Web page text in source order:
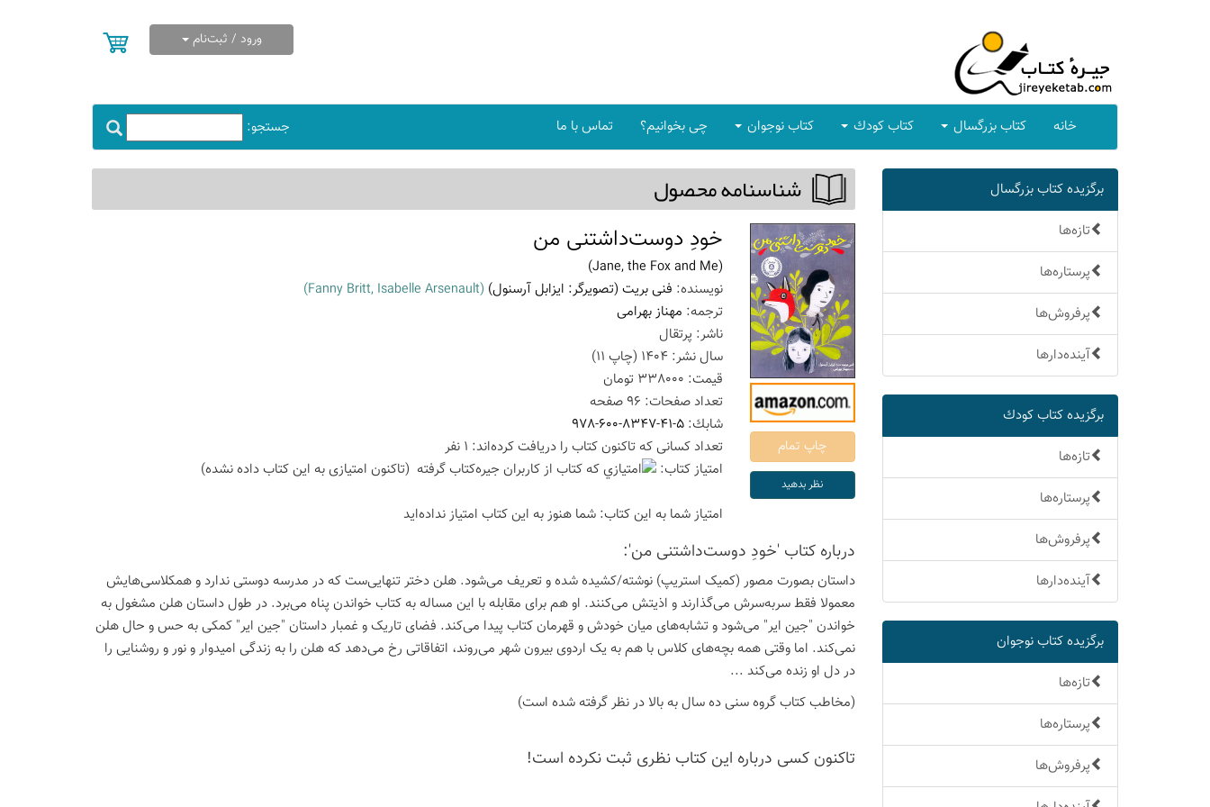
ورود / ثبت‌نام
جستجو: خانه كتاب بزرگسال كتاب كودك كتاب نوجوان چی بخوانیم؟ تماس با ما
برگزیده كتاب بزرگسال
تازه‌ها
پرستاره‌ها
پرفروش‌ها
آینده‌دارها
برگزیده كتاب كودك
تازه‌ها
پرستاره‌ها
پرفروش‌ها
آینده‌دارها
برگزیده كتاب نوجوان
تازه‌ها
پرستاره‌ها
پرفروش‌ها
شناسنامه محصول
خودِ دوست‌داشتنی من
(Jane, the Fox and Me)
نویسنده: فنی بریت (تصویرگر: ایزابل آرسنول) (Fanny Britt, Isabelle Arsenault)
ترجمه: مهناز بهرامی
ناشر: پرتقال
سال نشر: 1404 (چاپ 11
)
قیمت: 338000 تومان
تعداد صفحات: 96 صفحه
شابك: 978-600-8347-41-5
تعداد كسانی كه تاكنون كتاب را دریافت كرده‌اند: 1 نفر
امتیاز كتاب:
(تاكنون امتیازی به این كتاب داده نشده)
امتیاز شما به این كتاب: شما هنوز به این كتاب امتیاز نداده‌اید
درباره كتاب 'خودِ دوست‌داشتنی من':
داستان بصورت مصور (کمیک استریپ) نوشته/کشیده شده و تعریف می‌شود. هلن دختر تنهایی‌ست که در مدرسه دوستی ندارد و همکلاسی‌هایش
معمولا فقط سربه‌سرش می‌گذارند و اذیتش می‌کنند. او هم برای مقابله با این مساله به کتاب خواندن پناه می‌برد. در طول داستان هلن مشغول به
خواندن "جین ایر" می‌شود و تشابه‌های میان خودش و قهرمان کتاب پیدا می‌کند. فضای تاریک و غمبار داستان "جین ایر" کمکی به حس و حال هلن
نمی‌کند. اما وقتی همه بچه‌های کلاس با هم به یک اردوی بیرون شهر می‌روند، اتفاقاتی رخ می‌دهد که هلن را به زندگی امیدوار و نور و روشنایی را
در دل او زنده می‌کند ...
(مخاطب کتاب گروه سنی ده سال به بالا در نظر گرفته شده است)
تاكنون كسی درباره این كتاب نظری ثبت نكرده است!